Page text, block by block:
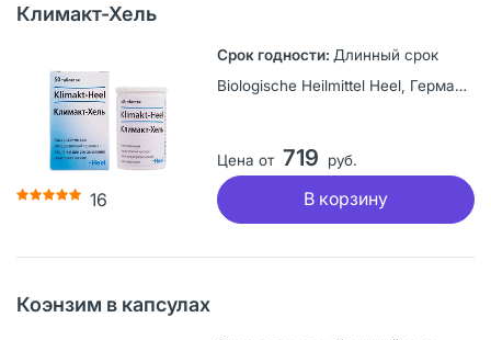
Климакт-Хель
16
Длинный срок
Biologische Heilmittel Heel, Германия
Цена от 719 руб.
В корзину
Коэнзим в капсулах